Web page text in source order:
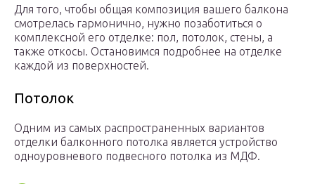
Для того, чтобы общая композиция вашего балкона
смотрелась гармонично, нужно позаботиться о
комплексной его отделке: пол, потолок, стены, а
также откосы. Остановимся подробнее на отделке
каждой из поверхностей.
Потолок
Одним из самых распространенных вариантов
отделки балконного потолка является устройство
одноуровневого подвесного потолка из МДФ.